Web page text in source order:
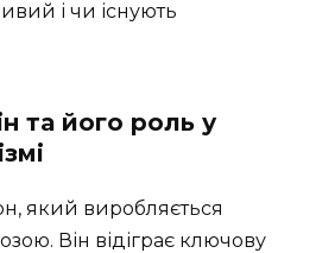
і чи існують
та його роль у
який виробляється
Він відіграє ключову